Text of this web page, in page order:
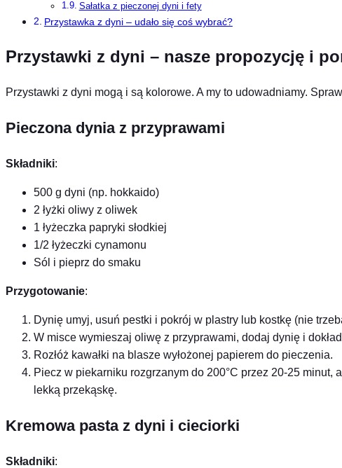
Sałatka z pieczonej dyni i fety
Przystawka z dyni – udało się coś wybrać?
Przystawki z dyni – nasze propozycję i
Przystawki z dyni mogą i są kolorowe. A my to udowadniamy.
Pieczona dynia z przyprawami
Składniki:
500 g dyni (np. hokkaido)
2 łyżki oliwy z oliwek
1 łyżeczka papryki słodkiej
1/2 łyżeczki cynamonu
Sól i pieprz do smaku
Przygotowanie:
Dynię umyj, usuń pestki i pokrój w plastry lub kostkę (nie
W misce wymieszaj oliwę z przyprawami, dodaj dynię i
Rozłóż kawałki na blasze wyłożonej papierem do pieczenia.
Piecz w piekarniku rozgrzanym do 200°C przez 20-25
lekką przekąskę.
Kremowa pasta z dyni i cieciorki
Składniki: